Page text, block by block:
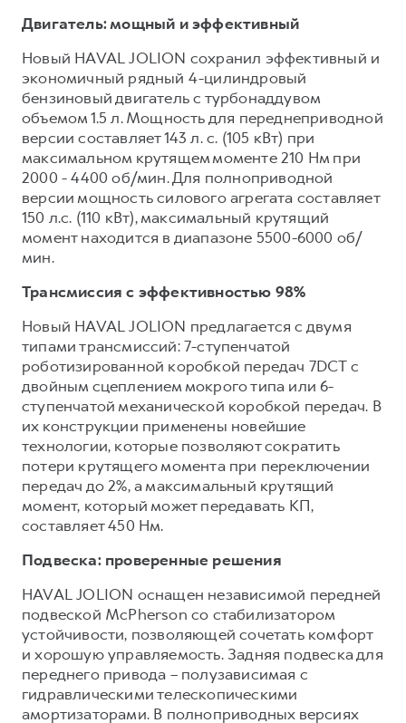
Двигатель: мощный и эффективный
Новый HAVAL JOLION сохранил эффективный и
экономичный рядный 4-цилиндровый
бензиновый двигатель с турбонаддувом
объемом 1.5 л. Мощность для переднеприводной
версии составляет 143 л. с. (105 кВт) при
максимальном крутящем моменте 210 Нм при
2000 - 4400 об/мин. Для полноприводной
версии мощность силового агрегата составляет
150 л.с. (110 кВт), максимальный крутящий
момент находится в диапазоне 5500-6000 об/
мин.
Трансмиссия с эффективностью 98%
Новый HAVAL JOLION предлагается с двумя
типами трансмиссий: 7-ступенчатой
роботизированной коробкой передач 7DCT с
двойным сцеплением мокрого типа или 6-
ступенчатой механической коробкой передач. В
их конструкции применены новейшие
технологии, которые позволяют сократить
потери крутящего момента при переключении
передач до 2%, а максимальный крутящий
момент, который может передавать КП,
составляет 450 Нм.
Подвеска: проверенные решения
HAVAL JOLION оснащен независимой передней
подвеской McPherson cо стабилизатором
устойчивости, позволяющей сочетать комфорт
и хорошую управляемость. Задняя подвеска для
переднего привода – полузависимая с
гидравлическими телескопическими
амортизаторами. В полноприводных версиях